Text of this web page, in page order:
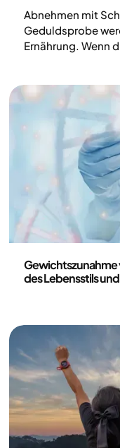
Abnehmen mit
Geduldsprobe
Ernährung. Wenn
moderat und
die Unterfunktion
Hormonspiegel
die Chancen auf
‍Gewichtszunahme
des Lebensstils